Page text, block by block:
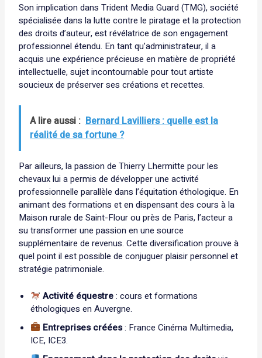
Son implication dans Trident Media Guard (TMG), société
spécialisée dans la lutte contre le piratage et la protection
des droits d’auteur, est révélatrice de son engagement
professionnel étendu. En tant qu’administrateur, il a
acquis une expérience précieuse en matière de propriété
intellectuelle, sujet incontournable pour tout artiste
soucieux de préserver ses créations et recettes.
A lire aussi : Bernard Lavilliers : quelle est la
réalité de sa fortune ?
Par ailleurs, la passion de Thierry Lhermitte pour les
chevaux lui a permis de développer une activité
professionnelle parallèle dans l’équitation éthologique. En
animant des formations et en dispensant des cours à la
Maison rurale de Saint-Flour ou près de Paris, l’acteur a
su transformer une passion en une source
supplémentaire de revenus. Cette diversification prouve à
quel point il est possible de conjuguer plaisir personnel et
stratégie patrimoniale.
Activité équestre: cours et formations
éthologiques en Auvergne.
Entreprises créées: France Cinéma Multimedia,
ICE, ICE3.